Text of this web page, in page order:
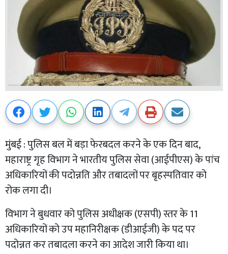
मुंबई : पुलिस बल में बड़ा फेरबदल करने के एक दिन बाद,
महाराष्ट्र गृह विभाग ने भारतीय पुलिस सेवा (आईपीएस) के पांच
अधिकारियों की पदोन्नति और तबादलों पर बृहस्पतिवार को
रोक लगा दी।
विभाग ने बुधवार को पुलिस अधीक्षक (एसपी) स्तर के 11
अधिकारियों को उप महानिरीक्षक (डीआईजी) के पद पर
पदोन्नत कर तबादला करने का आदेश जारी किया था।